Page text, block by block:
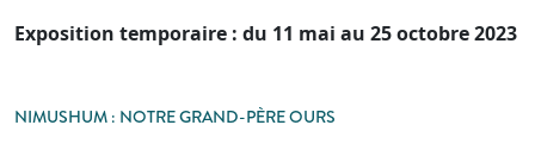
Exposition temporaire : du 11 mai au 25 octobre 2023
NIMUSHUM : NOTRE GRAND-PÈRE OURS